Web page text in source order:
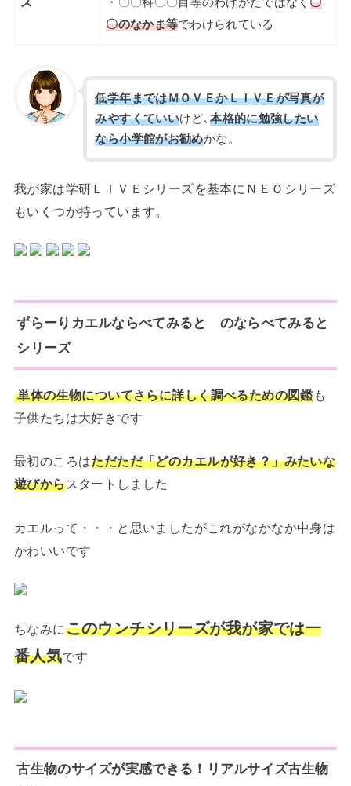
ズ ・〇〇科〇〇目等のわけかたではなく 〇
〇のなかま等でわけられている
低学年まではＭＯＶＥかＬＩＶＥが写真が
みやすくていいけど､本格的に勉強したい
なら小学館がお勧めかな。
我が家は学研ＬＩＶＥシリーズを基本にＮＥＯシリーズ
もいくつか持っています。
ずらーりカエルならべてみると のならべてみると
シリーズ
単体の生物についてさらに詳しく調べるための図鑑も
子供たちは大好きです
最初のころはただただ「どのカエルが好き？」みたいな
遊びからスタートしました
カエルって・・・と思いましたがこれがなかなか中身は
かわいいです
ちなみにこのウンチシリーズが我が家では一
番人気です
古生物のサイズが実感できる！リアルサイズ古生物